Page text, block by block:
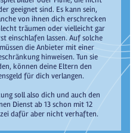
geeignet sind. Es kann sein,
von ihnen dich erschrecken
träumen oder vielleicht gar
einschlafen lassen. Auf solche
die Anbieter mit einer
hinweisen. Tun sie
können deine Eltern den
für dich verlangen.
soll also dich und auch den
Dienst ab 13 schon mit 12
dafür aber nicht verhaften.